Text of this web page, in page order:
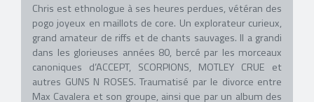
Chris est ethnologue à ses heures perdues, vétéran des
pogo joyeux en maillots de core. Un explorateur curieux,
grand amateur de riffs et de chants sauvages. Il a grandi
dans les glorieuses années 80, bercé par les morceaux
canoniques d’ACCEPT, SCORPIONS, MOTLEY CRUE et
autres GUNS N ROSES. Traumatisé par le divorce entre
Max Cavalera et son groupe, ainsi que par un album des